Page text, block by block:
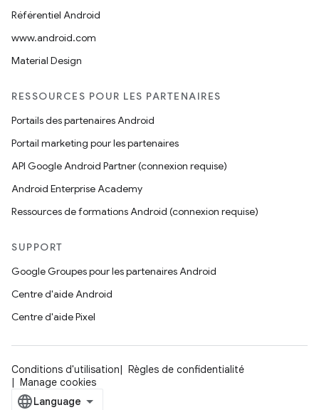
Référentiel Android
www.android.com
Material Design
RESSOURCES POUR LES PARTENAIRES
Portails des partenaires Android
Portail marketing pour les partenaires
API Google Android Partner (connexion requise)
Android Enterprise Academy
Ressources de formations Android (connexion requise)
SUPPORT
Google Groupes pour les partenaires Android
Centre d'aide Android
Centre d'aide Pixel
Conditions d'utilisation
Règles de confidentialité
Manage cookies